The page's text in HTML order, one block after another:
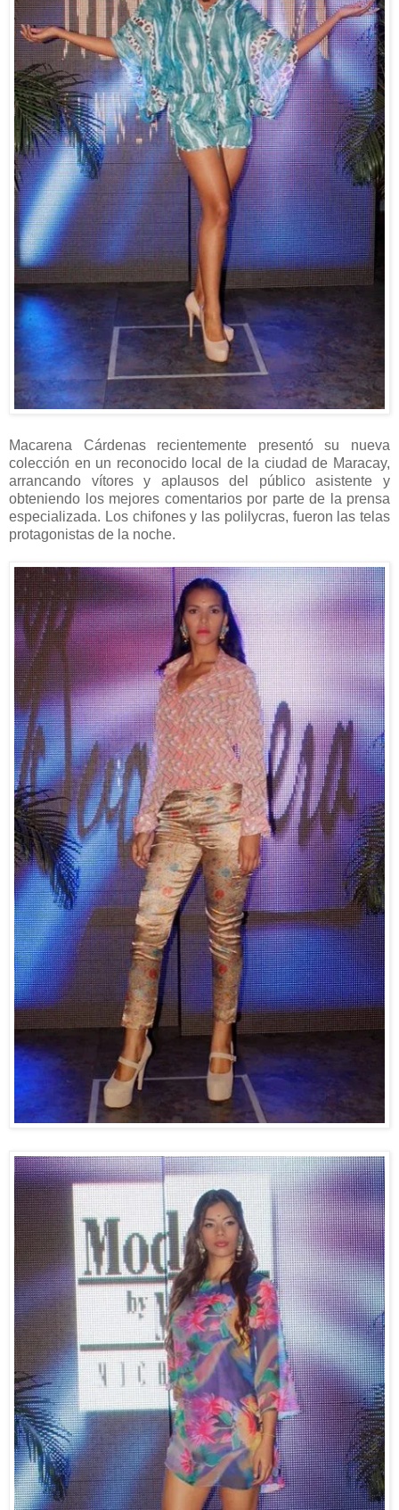
Macarena Cárdenas recientemente presentó su nueva
colección en un reconocido local de la ciudad de Maracay,
arrancando vítores y aplausos del público asistente y
obteniendo los mejores comentarios por parte de la prensa
especializada. Los chifones y las polilycras, fueron las telas
protagonistas de la noche.